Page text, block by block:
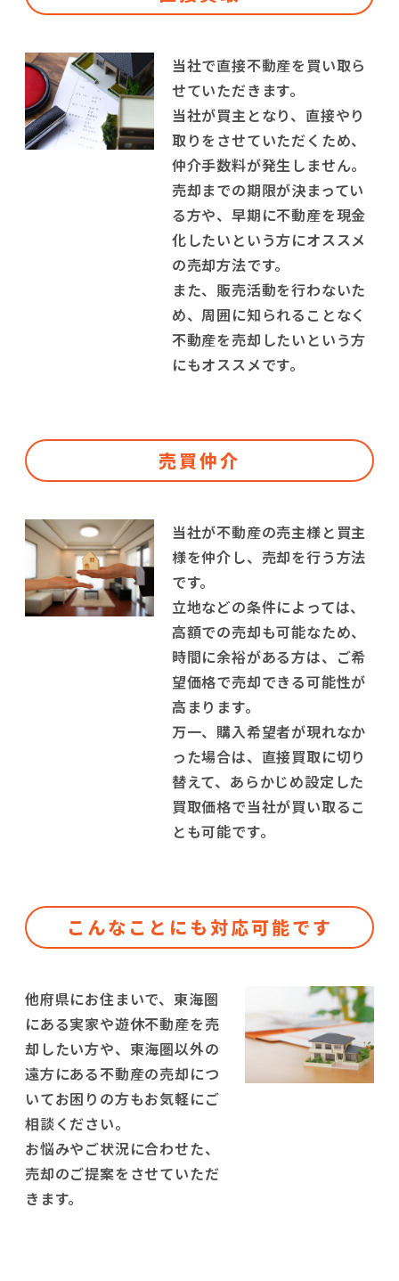
当社で直接不動産を買い取ら
せていただきます。
当社が買主となり、直接やり
取りをさせていただくため、
仲介手数料が発生しません。
売却までの期限が決まってい
る方や、早期に不動産を現金
化したいという方にオススメ
の売却方法です。
また、販売活動を行わないた
め、周囲に知られることなく
不動産を売却したいという方
にもオススメです。
売買仲介
当社が不動産の売主様と買主
様を仲介し、売却を行う方法
です。
立地などの条件によっては、
高額での売却も可能なため、
時間に余裕がある方は、ご希
望価格で売却できる可能性が
高まります。
万一、購入希望者が現れなか
った場合は、直接買取に切り
替えて、あらかじめ設定した
買取価格で当社が買い取るこ
とも可能です。
こんなことにも対応可能です
他府県にお住まいで、東海圏
にある実家や遊休不動産を売
却したい方や、東海圏以外の
遠方にある不動産の売却につ
いてお困りの方もお気軽にご
相談ください。
お悩みやご状況に合わせた、
売却のご提案をさせていただ
きます。